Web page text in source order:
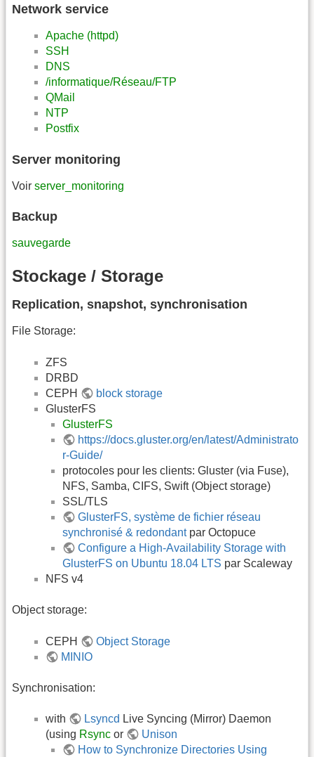
Network service
Apache (httpd)
SSH
DNS
/informatique/Réseau/FTP
QMail
NTP
Postfix
Server monitoring
Voir server_monitoring
Backup
sauvegarde
Stockage / Storage
Replication, snapshot, synchronisation
File Storage:
ZFS
DRBD
CEPH
block storage
GlusterFS
GlusterFS
https://docs.gluster.org/en/latest/Administrato
r-Guide/
protocoles pour les clients: Gluster (via Fuse),
NFS, Samba, CIFS, Swift (Object storage)
SSL/TLS
GlusterFS, système de fichier réseau
synchronisé & redondantpar Octopuce
Configure a High-Availability Storage with
GlusterFS on Ubuntu 18.04 LTS par Scaleway
NFS v4
Object storage:
CEPH
Object Storage
MINIO
Synchronisation:
with Lsyncd Live Syncing (Mirror) Daemon
(using Rsync or
Unison
How to Synchronize Directories Using